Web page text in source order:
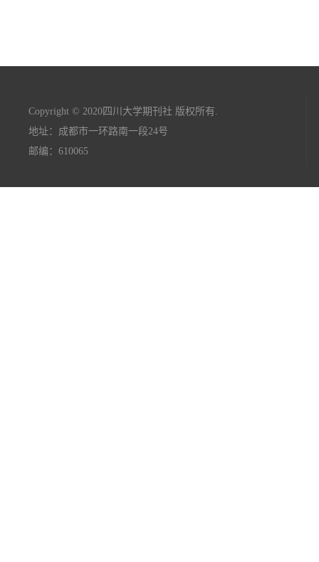
Copyright © 2020四川大学期刊社 版权所有.
地址：成都市一环路南一段24号
邮编：610065